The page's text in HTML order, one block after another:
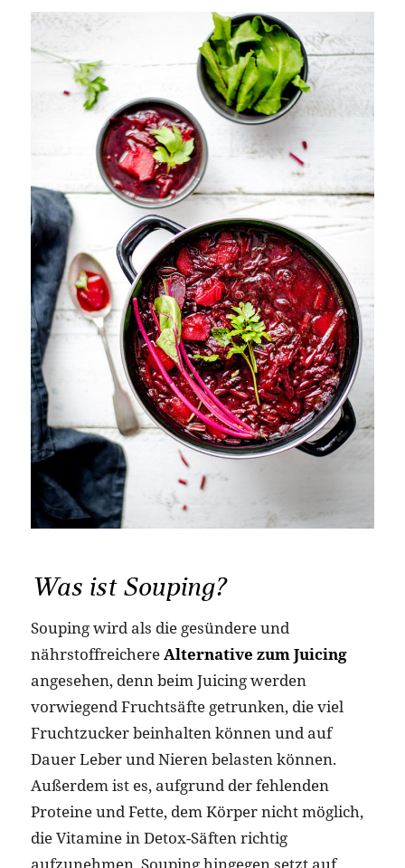
Was ist Souping?
Souping wird als die gesündere und
nährstoffreichereAlternative zum Juicing
angesehen, denn beim Juicing werden
vorwiegend Fruchtsäfte getrunken, die viel
Fruchtzucker beinhalten können und auf
Dauer Leber und Nieren belasten können.
Außerdem ist es, aufgrund der fehlenden
Proteine und Fette, dem Körper nicht möglich,
die Vitamine in Detox-Säften richtig